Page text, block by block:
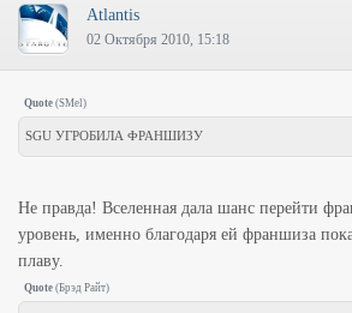
Atlantis
02 Октября 2010, 15:18
Quote (SMel)
SGU УГРОБИЛА ФРАНШИЗУ
Не правда! Вселенная дала шанс перейти
уровень, именно благодаря ей франшиза
плаву.
Quote (Брэд Райт)